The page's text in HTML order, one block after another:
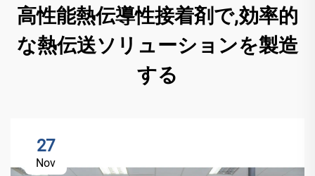
高性能熱伝導性接着剤で,効率的
な熱伝送ソリューションを製造
する
27
Nov